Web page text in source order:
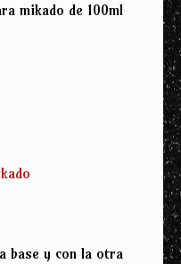
mikado de 100ml
base y con la otra